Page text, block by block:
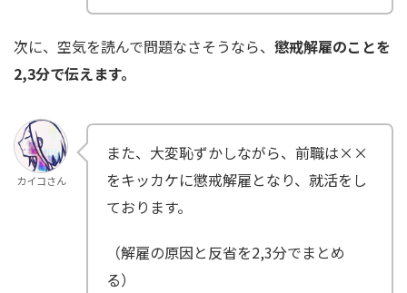
次に、空気を読んで問題なさそうなら、 懲戒解雇のことを
2,3分で伝えます。
カイコさん
また、大変恥ずかしながら、前職は××
をキッカケに懲戒解雇となり、就活をし
ております。
（解雇の原因と反省を2,3分でまとめ
る）